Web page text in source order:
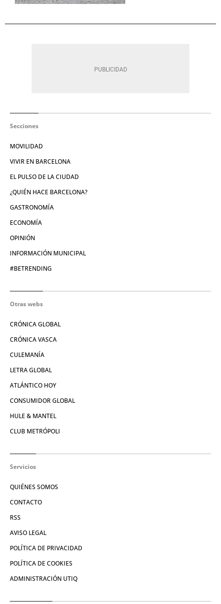
Secciones
MOVILIDAD
VIVIR EN BARCELONA
EL PULSO DE LA CIUDAD
¿QUIÉN HACE BARCELONA?
GASTRONOMÍA
ECONOMÍA
OPINIÓN
INFORMACIÓN MUNICIPAL
#BETRENDING
Otras webs
CRÓNICA GLOBAL
CRÓNICA VASCA
CULEMANÍA
LETRA GLOBAL
ATLÁNTICO HOY
CONSUMIDOR GLOBAL
HULE & MANTEL
CLUB METRÓPOLI
Servicios
QUIÉNES SOMOS
CONTACTO
RSS
AVISO LEGAL
POLÍTICA DE PRIVACIDAD
POLÍTICA DE COOKIES
ADMINISTRACIÓN UTIQ